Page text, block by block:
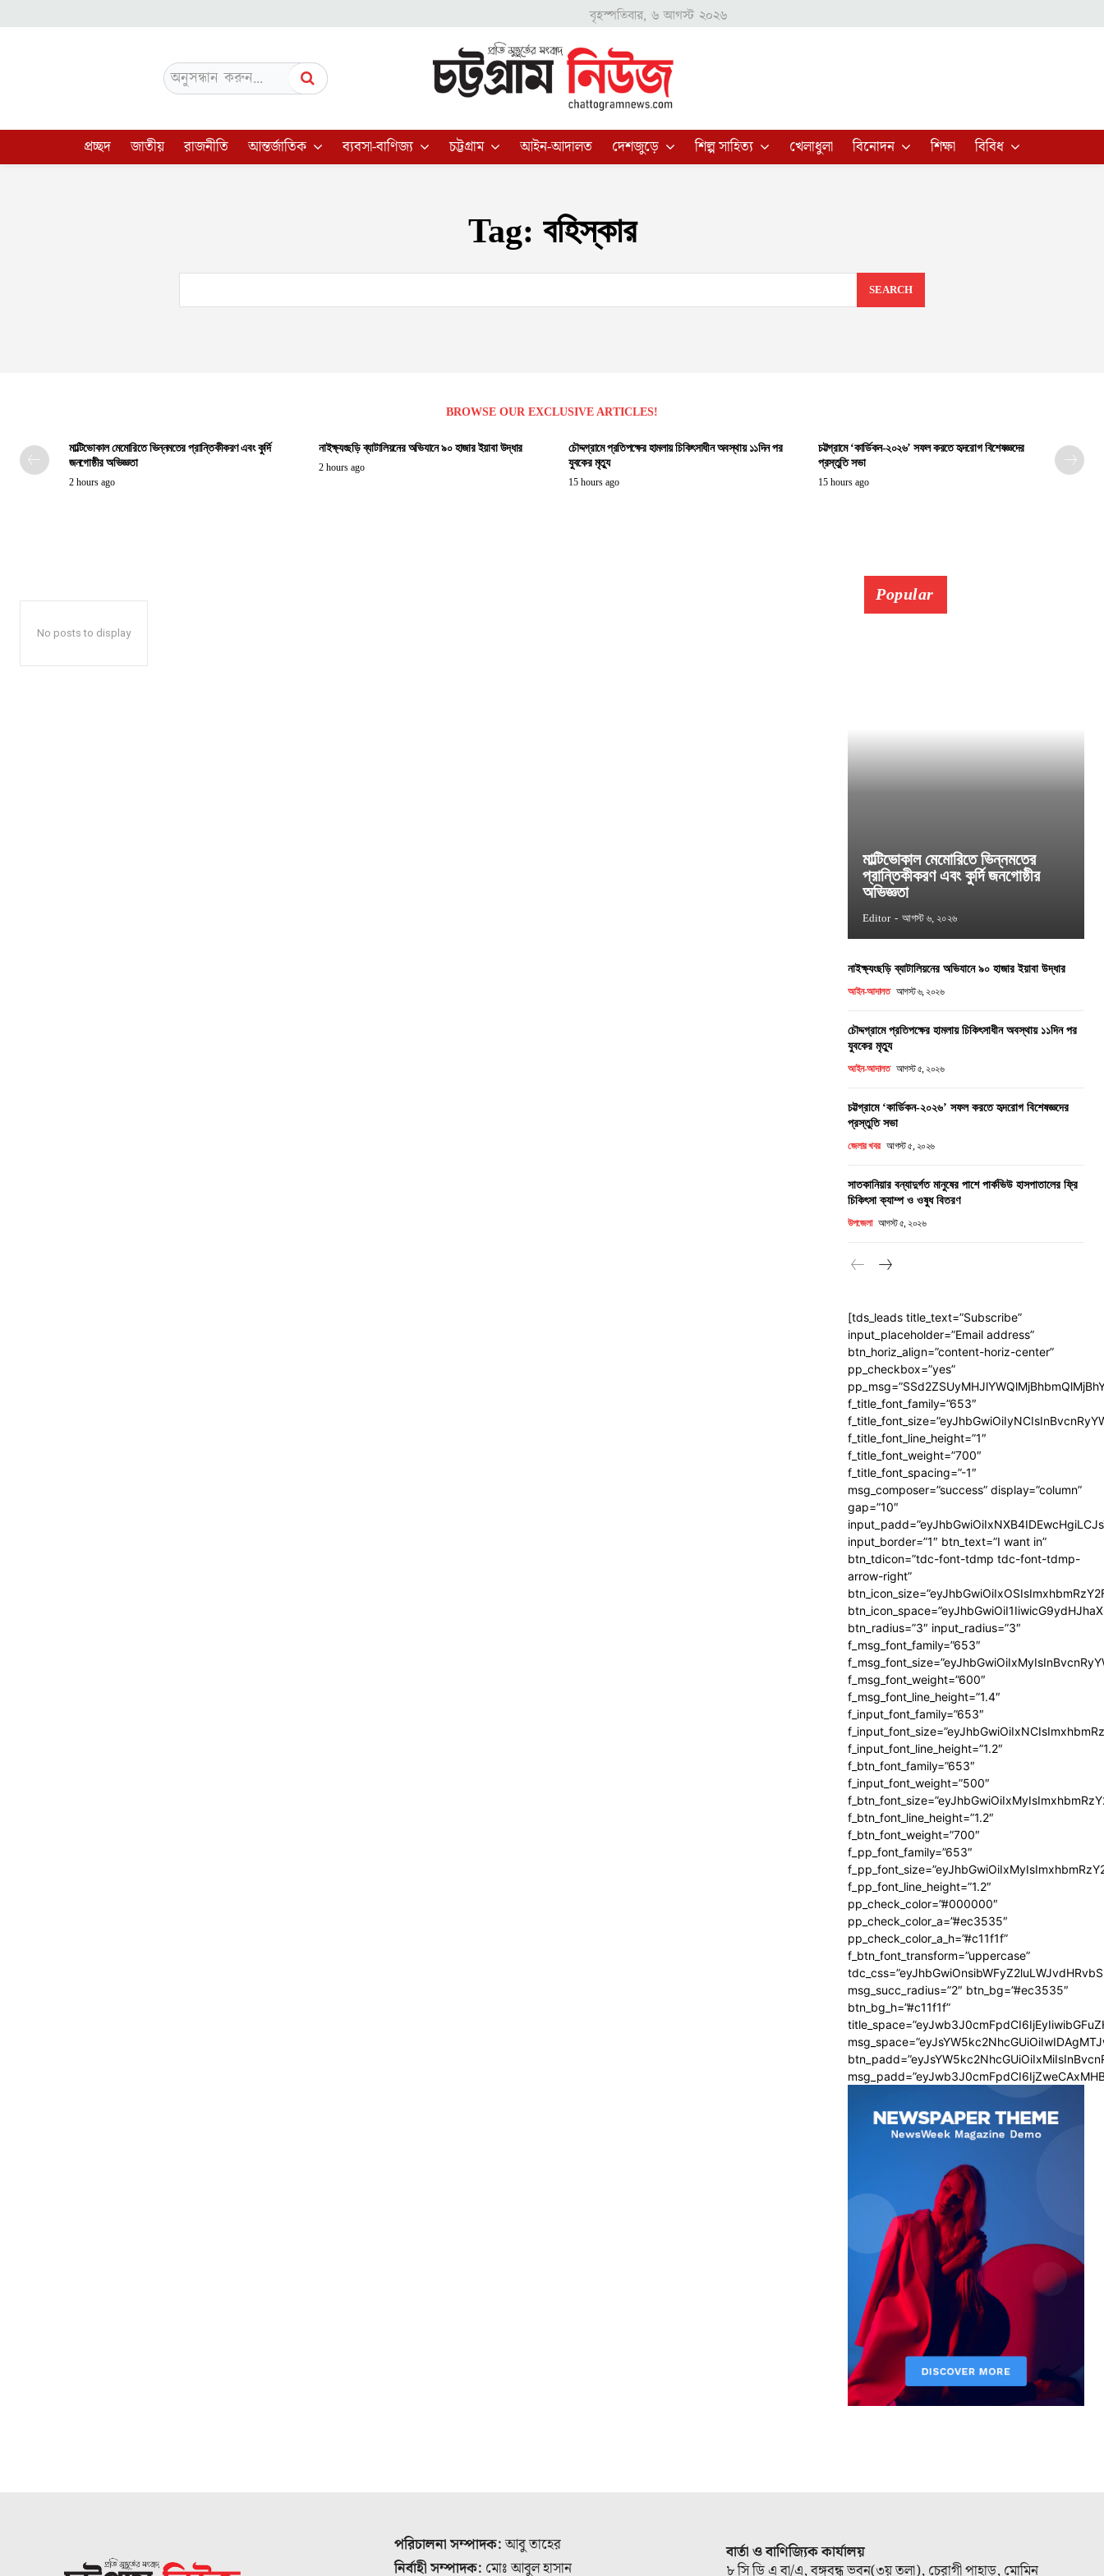
বৃহস্পতিবার, ৬ আগস্ট ২০২৬
অনুসন্ধান করুন...
প্রচ্ছদ জাতীয় রাজনীতি আন্তর্জাতিক ব্যবসা-বাণিজ্য চট্টগ্রাম আইন-আদালত দেশজুড়ে শিল্প সাহিত্য খেলাধুলা বিনোদন শিক্ষা বিবিধ
Tag: বহিস্কার
SEARCH
BROWSE OUR EXCLUSIVE ARTICLES!
মাল্টিভোকাল মেমোরিতে ভিন্নমতের প্রান্তিকীকরণ এবং কুর্দি
জনগোষ্ঠীর অভিজ্ঞতা
2 hours ago
নাইক্ষ্যংছড়ি ব্যাটালিয়নের অভিযানে ৯০ হাজার ইয়াবা উদ্ধার
2 hours ago
চৌদ্দগ্রামে প্রতিপক্ষের হামলায় চিকিৎসাধীন অবস্থায় ১১দিন পর
যুবকের মৃত্যু
15 hours ago
চট্টগ্রামে ‘কার্ডিকন-২০২৬’ সফল করতে হৃদরোগ বিশেষজ্ঞদের
প্রস্তুতি সভা
15 hours ago
No posts to display
Popular
মাল্টিভোকাল মেমোরিতে ভিন্নমতের
প্রান্তিকীকরণ এবং কুর্দি জনগোষ্ঠীর
অভিজ্ঞতা
Editor - আগস্ট ৬, ২০২৬
নাইক্ষ্যংছড়ি ব্যাটালিয়নের অভিযানে ৯০ হাজার ইয়াবা উদ্ধার
আইন-আদালত আগস্ট ৬, ২০২৬
চৌদ্দগ্রামে প্রতিপক্ষের হামলায় চিকিৎসাধীন অবস্থায় ১১দিন পর
যুবকের মৃত্যু
আইন-আদালত আগস্ট ৫, ২০২৬
চট্টগ্রামে ‘কার্ডিকন-২০২৬’ সফল করতে হৃদরোগ বিশেষজ্ঞদের
প্রস্তুতি সভা
জেলার খবর আগস্ট ৫, ২০২৬
সাতকানিয়ার বন্যাদুর্গত মানুষের পাশে পার্কভিউ হাসপাতালের ফ্রি
চিকিৎসা ক্যাম্প ও ওষুধ বিতরণ
উপজেলা আগস্ট ৫, ২০২৬
[tds_leads title_text=”Subscribe”
input_placeholder=”Email address”
btn_horiz_align=”content-horiz-center”
pp_checkbox=”yes”
f_title_font_family=”653″
f_title_font_line_height=”1″
f_title_font_weight=”700″
f_title_font_spacing=”-1″
msg_composer=”success” display=”column”
gap=”10″
input_border=”1″ btn_text=”I want in”
btn_tdicon=”tdc-font-tdmp tdc-font-tdmp-
arrow-right”
btn_radius=”3″ input_radius=”3″
f_msg_font_family=”653″
f_msg_font_weight=”600″
f_msg_font_line_height=”1.4″
f_input_font_family=”653″
f_input_font_line_height=”1.2″
f_btn_font_family=”653″
f_input_font_weight=”500″
f_btn_font_line_height=”1.2″
f_btn_font_weight=”700″
f_pp_font_family=”653″
f_pp_font_line_height=”1.2″
pp_check_color=”#000000″
pp_check_color_a=”#ec3535″
pp_check_color_a_h=”#c11f1f”
f_btn_font_transform=”uppercase”
msg_succ_radius=”2″ btn_bg=”#ec3535″
btn_bg_h=”#c11f1f”
পরিচালনা সম্পাদক:আবু তাহের
নির্বাহী সম্পাদক: মোঃ আবুল হাসান
বার্তা ও বাণিজ্যিক কার্যালয়